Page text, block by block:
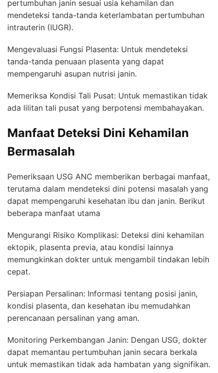
pertumbuhan janin sesuai usia kehamilan dan
mendeteksi tanda-tanda keterlambatan pertumbuhan
intrauterin (IUGR).
Mengevaluasi Fungsi Plasenta: Untuk mendeteksi
tanda-tanda penuaan plasenta yang dapat
mempengaruhi asupan nutrisi janin.
Memeriksa Kondisi Tali Pusat: Untuk memastikan tidak
ada lilitan tali pusat yang berpotensi membahayakan.
Manfaat Deteksi Dini Kehamilan
Bermasalah
Pemeriksaan USG ANC memberikan berbagai manfaat,
terutama dalam mendeteksi dini potensi masalah yang
dapat mempengaruhi kesehatan ibu dan janin. Berikut
beberapa manfaat utama
Mengurangi Risiko Komplikasi: Deteksi dini kehamilan
ektopik, plasenta previa, atau kondisi lainnya
memungkinkan dokter untuk mengambil tindakan lebih
cepat.
Persiapan Persalinan: Informasi tentang posisi janin,
kondisi plasenta, dan kesehatan ibu memudahkan
perencanaan persalinan yang aman.
Monitoring Perkembangan Janin: Dengan USG, dokter
dapat memantau pertumbuhan janin secara berkala
untuk memastikan tidak ada hambatan yang signifikan.